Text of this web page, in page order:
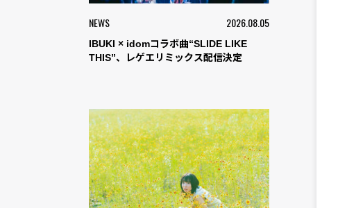
NEWS 2026.08.05
IBUKI × idomコラボ曲“SLIDE LIKE
THIS”、レゲエリミックス配信決定